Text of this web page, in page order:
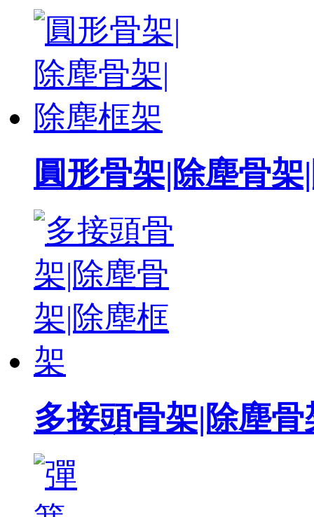
圓形骨架|除塵骨
多接頭骨架|除塵